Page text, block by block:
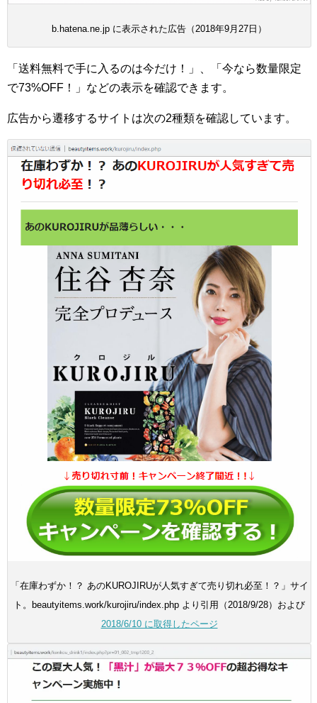
b.hatena.ne.jp に表示された広告（2018年9月27日）
「送料無料で手に入るのは今だけ！」、「今なら数量限定
で73%OFF！」などの表示を確認できます。
広告から遷移するサイトは次の2種類を確認しています。
「在庫わずか！？ あのKUROJIRUが人気すぎて売り切れ必至！？」サイ
ト。beautyitems.work/kurojiru/index.php より引用（2018/9/28）および
2018/6/10 に取得したページ